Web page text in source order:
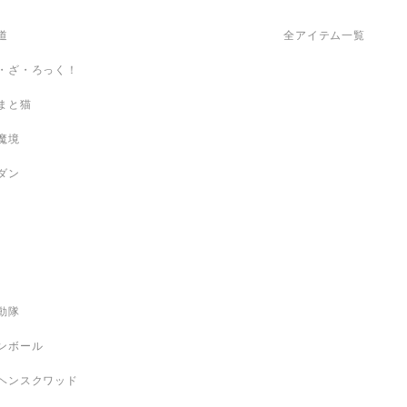
ざ・ろっく！
と猫
境
ン
隊
ボール
ンスクワッド
全アイテム一覧